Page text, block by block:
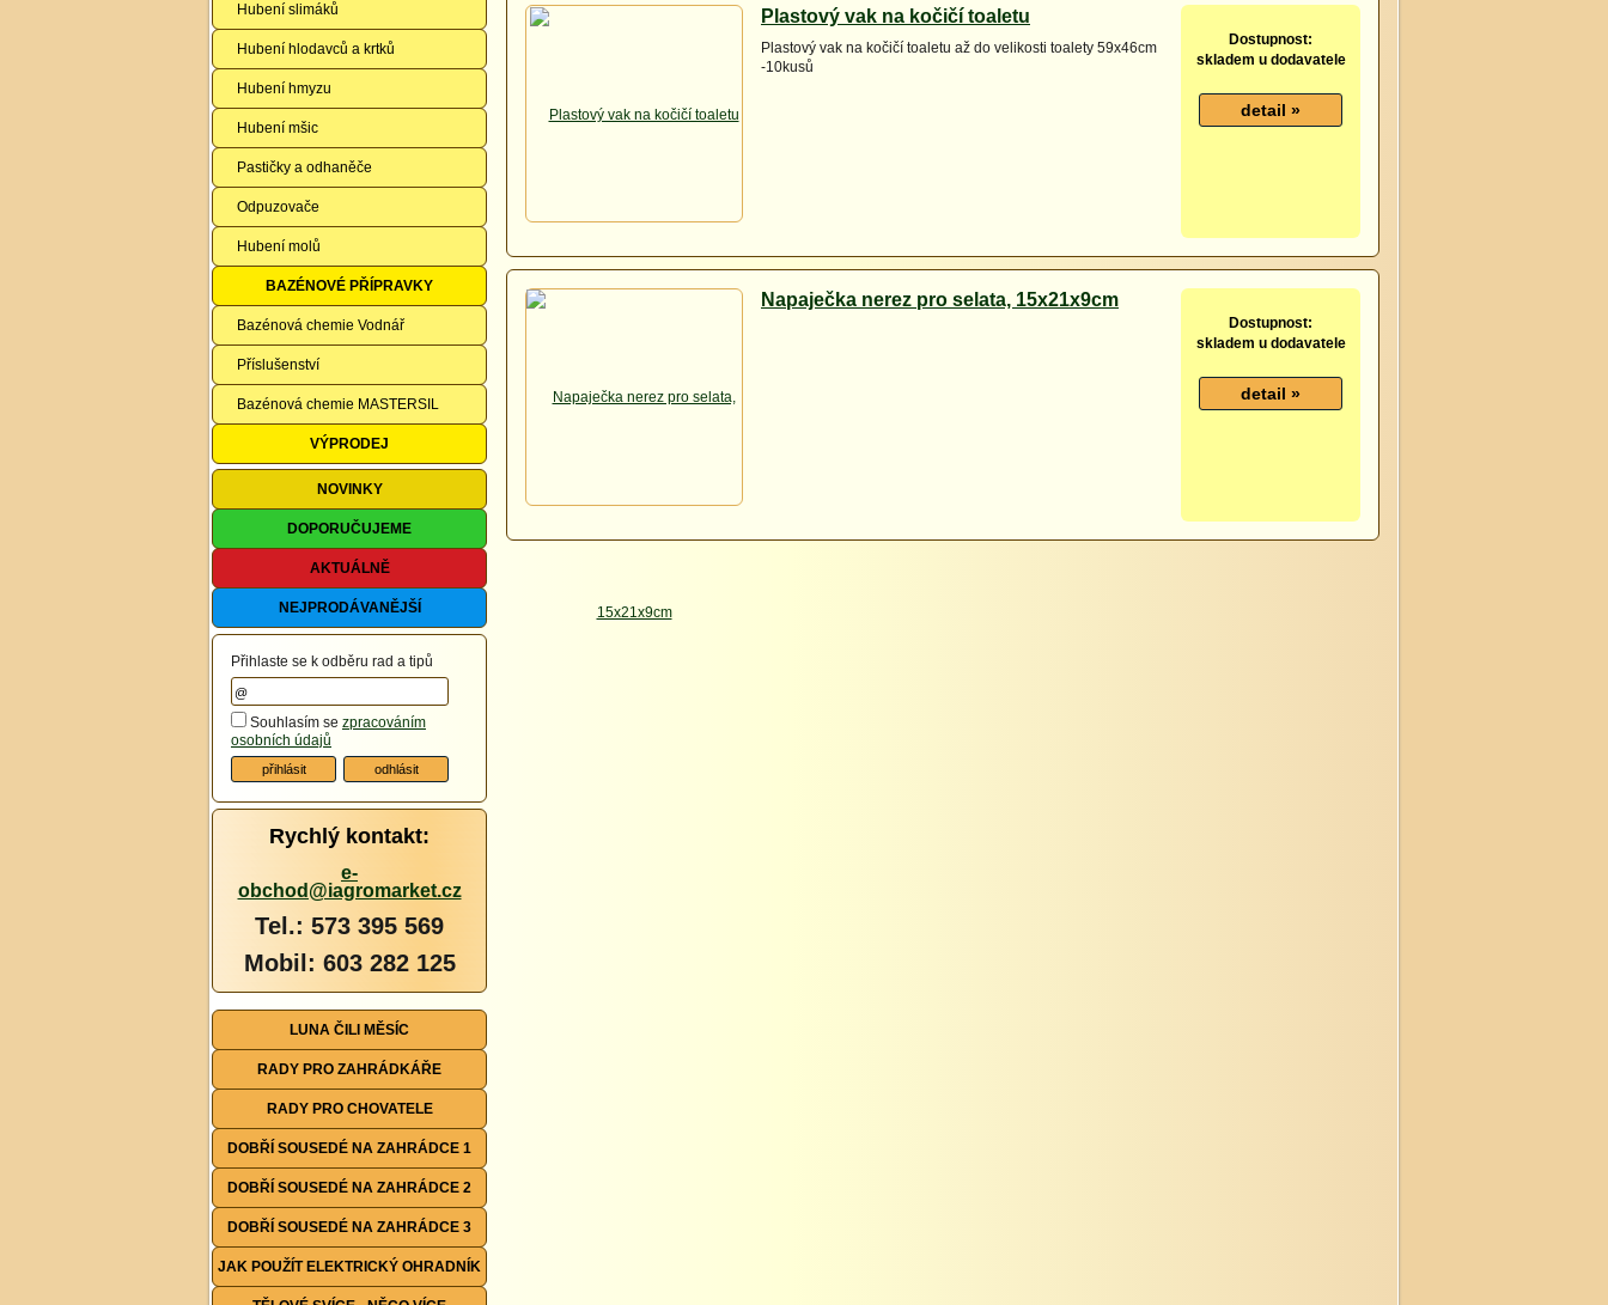
Hubení slimáků
Hubení hlodavců a krtků
Hubení hmyzu
Hubení mšic
Pastičky a odhaněče
Odpuzovače
Hubení molů
BAZÉNOVÉ PŘÍPRAVKY
Bazénová chemie Vodnář
Příslušenství
Bazénová chemie MASTERSIL
VÝPRODEJ
NOVINKY
DOPORUČUJEME
AKTUÁLNĚ
NEJPRODÁVANĚJŠÍ
Přihlaste se k odběru rad a tipů
Souhlasím se zpracováním
osobních údajů
Rychlý kontakt:
e-
obchod@iagromarket.cz
Tel.: 573 395 569
Mobil: 603 282 125
LUNA ČILI MĚSÍC
RADY PRO ZAHRÁDKÁŘE
RADY PRO CHOVATELE
DOBŘÍ SOUSEDÉ NA ZAHRÁDCE 1
DOBŘÍ SOUSEDÉ NA ZAHRÁDCE 2
DOBŘÍ SOUSEDÉ NA ZAHRÁDCE 3
JAK POUŽÍT ELEKTRICKÝ OHRADNÍK
Plastový vak na kočičí toaletu
Plastový vak na kočičí toaletu až do velikosti toalety 59x46cm
-10kusů
Dostupnost:
skladem u dodavatele
Napaječka nerez pro selata, 15x21x9cm
Dostupnost:
skladem u dodavatele